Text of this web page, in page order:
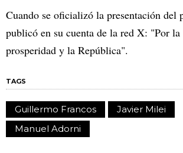
Cuando se oficializó la presentación del
publicó en su cuenta de la red X: "Por
prosperidad y la República".
TAGS
Guillermo Francos
Javier Milei
Manuel Adorni